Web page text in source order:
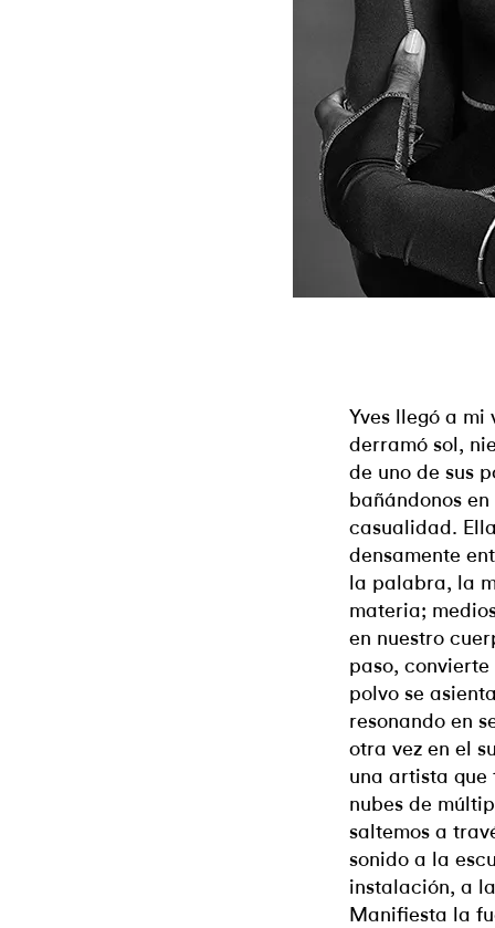
Yves llegó a
derramó sol,
de uno de sus
bañándonos
casualidad.
densamente
la palabra, la
materia;
en nuestro
paso,
polvo se
resonando en
otra vez en el
una artista
nubes de
saltemos a
sonido a la
instalación, a
Manifiesta la